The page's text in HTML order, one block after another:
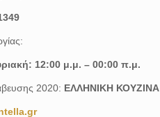
12:00 μ.μ. – 00:00 π.μ.
2020: ΕΛΛΗΝΙΚΗ ΚΟΥΖΙΝΑ